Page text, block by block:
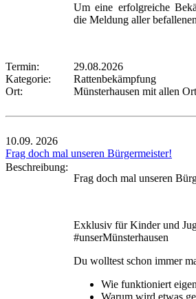
Um eine erfolgreiche
die Meldung aller
Termin:
29.08.2026
Kategorie:
Rattenbekämpfung
Ort:
Münsterhausen mit allen
10.09. 2026
Frag doch mal unseren Bürgermeister!
Beschreibung:
Frag doch mal unseren
Exklusiv für Kinder und
#unserMünsterhausen
Du wolltest schon immer
Wie funktioniert
Warum wird etwas